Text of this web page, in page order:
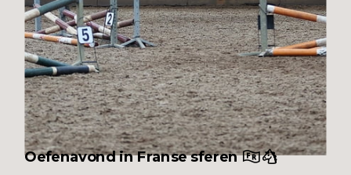
Oefenavond in Franse sferen 🇫🇷🐴